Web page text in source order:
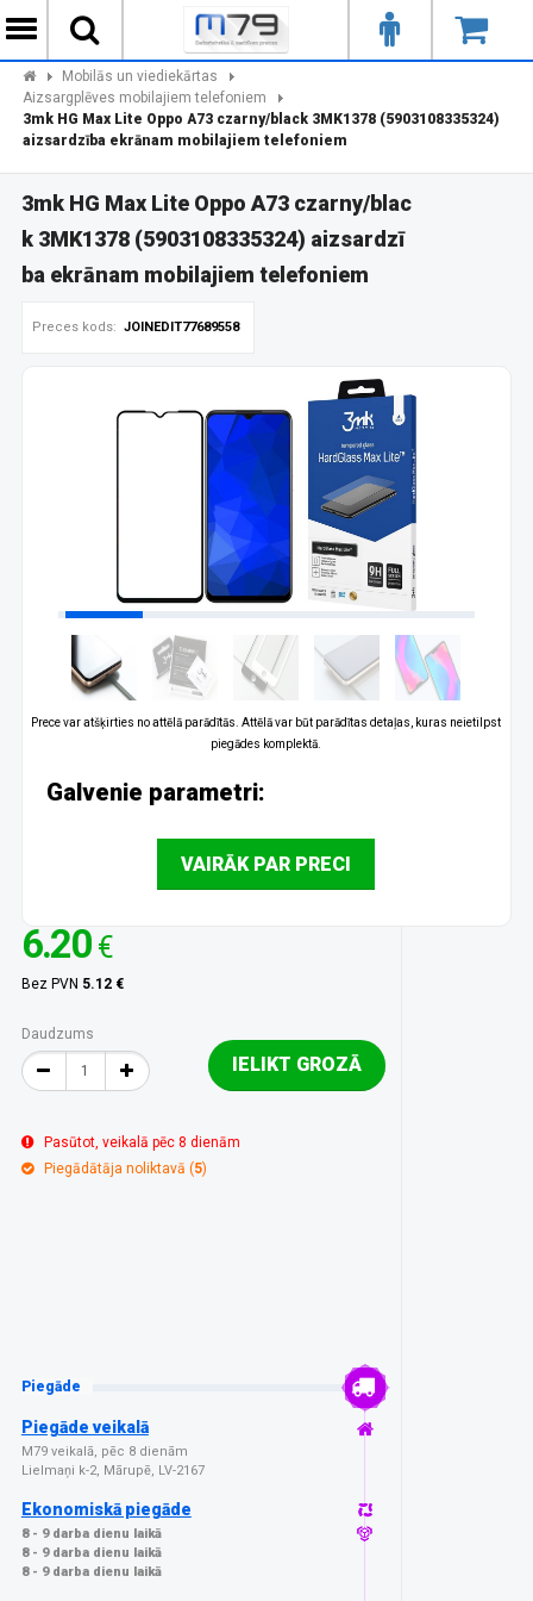
Mobilās un viediekārtas
Aizsargplēves mobilajiem telefoniem
3mk HG Max Lite Oppo A73 czarny/black 3MK1378 (5903108335324)
aizsardzība ekrānam mobilajiem telefoniem
3mk HG Max Lite Oppo A73 czarny/blac
k 3MK1378 (5903108335324) aizsardzī
ba ekrānam mobilajiem telefoniem
Preces kods: JOINEDIT77689558
Prece var atšķirties no attēlā parādītās. Attēlā var būt parādītas detaļas, kuras neietilpst
piegādes komplektā.
Galvenie parametri:
VAIRĀK PAR PRECI
6.20 €
Bez PVN 5.12 €
Daudzums
IELIKT GROZĀ
Pasūtot, veikalā pēc 8 dienām
Piegādātāja noliktavā (5)
Piegāde
Piegāde veikalā
M79 veikalā, pēc 8 dienām
Lielmaņi k-2, Mārupē, LV-2167
Ekonomiskā piegāde
8 - 9 darba dienu laikā
8 - 9 darba dienu laikā
8 - 9 darba dienu laikā